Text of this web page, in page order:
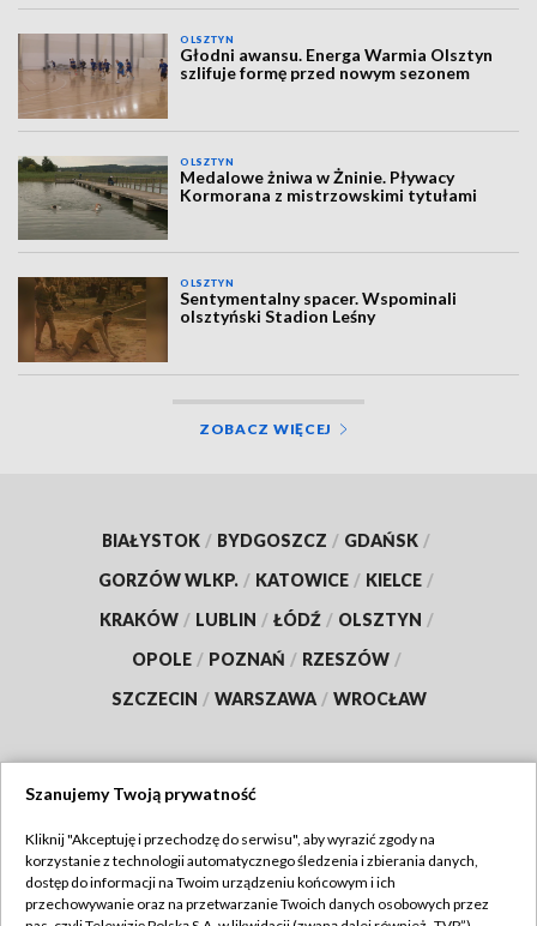
OLSZTYN
Głodni awansu. Energa Warmia Olsztyn
szlifuje formę przed nowym sezonem
OLSZTYN
Medalowe żniwa w Żninie. Pływacy
Kormorana z mistrzowskimi tytułami
OLSZTYN
Sentymentalny spacer. Wspominali
olsztyński Stadion Leśny
ZOBACZ WIĘCEJ
BIAŁYSTOK / BYDGOSZCZ / GDAŃSK /
GORZÓW WLKP. / KATOWICE / KIELCE /
KRAKÓW / LUBLIN / ŁÓDŹ / OLSZTYN /
OPOLE / POZNAŃ / RZESZÓW /
SZCZECIN / WARSZAWA / WROCŁAW
TVP
Abonament TVP
Regulamin TVP
Szanujemy Twoją prywatność
Kliknij "Akceptuję i przechodzę do serwisu", aby wyrazić zgody na
korzystanie z technologii automatycznego śledzenia i zbierania danych,
dostęp do informacji na Twoim urządzeniu końcowym i ich
przechowywanie oraz na przetwarzanie Twoich danych osobowych przez